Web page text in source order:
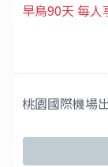
早鳥90天 每人
桃園國際機場